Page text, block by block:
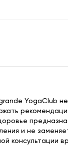
YogaClub
и не
консультации